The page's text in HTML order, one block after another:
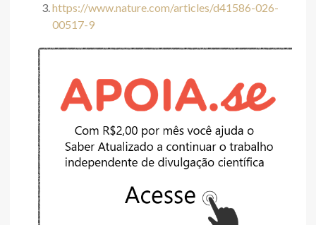
https://www.nature.com/articles/d41586-026-
00517-9